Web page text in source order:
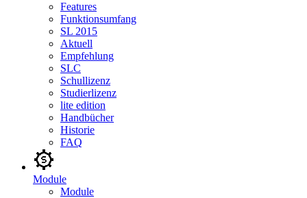
Features
Funktionsumfang
SL 2015
Aktuell
Empfehlung
SLC
Schullizenz
Studierlizenz
lite edition
Handbücher
Historie
FAQ
Module
Module